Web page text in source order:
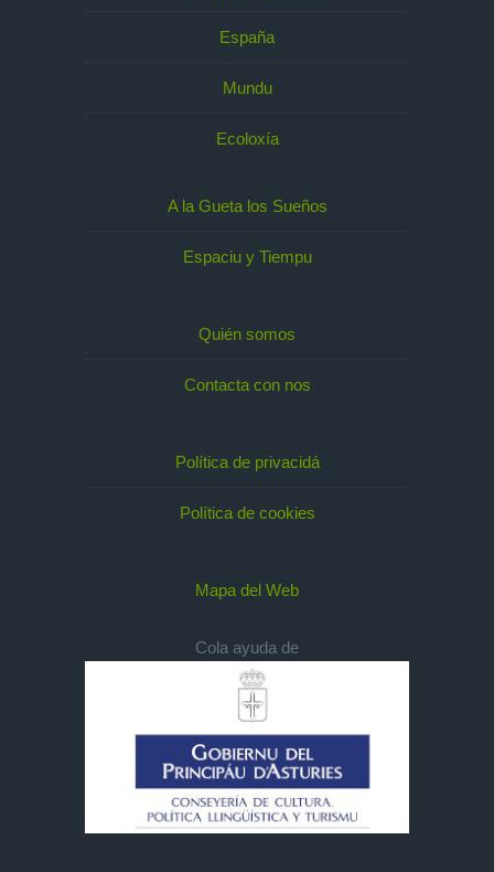
España
Mundu
Ecoloxía
A la Gueta los Sueños
Espaciu y Tiempu
Quién somos
Contacta con nos
Política de privacidá
Política de cookies
Mapa del Web
Cola ayuda de